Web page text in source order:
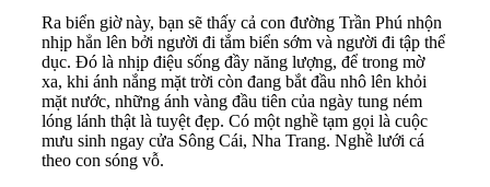
Ra biển giờ này, bạn sẽ thấy cả con đường Trần Phú nhộn
nhịp hẳn lên bởi người đi tắm biển sớm và người đi tập thể
dục. Đó là nhịp điệu sống đầy năng lượng, để trong mờ
xa, khi ánh nắng mặt trời còn đang bắt đầu nhô lên khỏi
mặt nước, những ánh vàng đầu tiên của ngày tung ném
lóng lánh thật là tuyệt đẹp. Có một nghề tạm gọi là cuộc
mưu sinh ngay cửa Sông Cái, Nha Trang. Nghề lưới cá
theo con sóng vỗ.